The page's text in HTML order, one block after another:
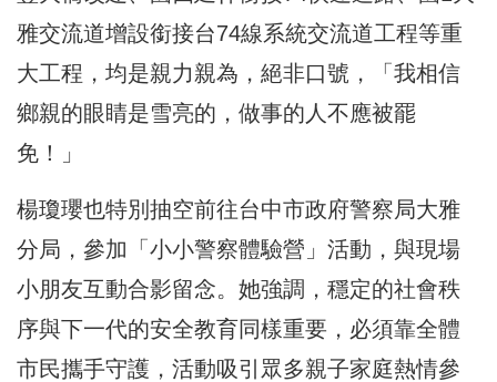
雅交流道增設銜接台74線系統交流道工程等重
大工程，均是親力親為，絕非口號，「我相信
鄉親的眼睛是雪亮的，做事的人不應被罷
免！」
楊瓊瓔也特別抽空前往台中市政府警察局大雅
分局，參加「小小警察體驗營」活動，與現場
小朋友互動合影留念。她強調，穩定的社會秩
序與下一代的安全教育同樣重要，必須靠全體
市民攜手守護，活動吸引眾多親子家庭熱情參